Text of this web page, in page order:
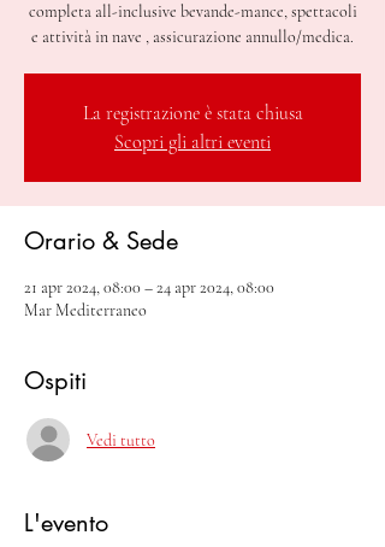
completa all-inclusive bevande-mance, spettacoli
La registrazione è stata chiusa
Scopri gli altri eventi
Orario & Sede
21 apr 2024, 08:00 – 24 apr 2024, 08:00
Mar Mediterraneo
Ospiti
Vedi tutto
L'evento